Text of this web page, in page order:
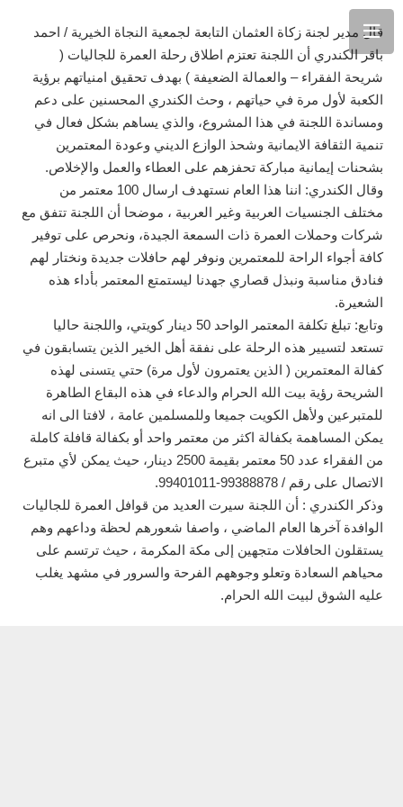
قال مدير لجنة زكاة العثمان التابعة لجمعية النجاة الخيرية / احمد
باقر الكندري أن اللجنة تعتزم اطلاق رحلة العمرة للجاليات (
شريحة الفقراء – والعمالة الضعيفة ) بهدف تحقيق امنياتهم برؤية
الكعبة لأول مرة في حياتهم ، وحث الكندري المحسنين على دعم
ومساندة اللجنة في هذا المشروع، والذي يساهم بشكل فعال في
تنمية الثقافة الايمانية وشحذ الوازع الديني وعودة المعتمرين
بشحنات إيمانية مباركة تحفزهم على العطاء والعمل والإخلاص.
وقال الكندري: اننا هذا العام نستهدف ارسال 100 معتمر من
مختلف الجنسيات العربية وغير العربية ، موضحا أن اللجنة تتفق مع
شركات وحملات العمرة ذات السمعة الجيدة، ونحرص على توفير
كافة أجواء الراحة للمعتمرين ونوفر لهم حافلات جديدة ونختار لهم
فنادق مناسبة ونبذل قصاري جهدنا ليستمتع المعتمر بأداء هذه
الشعيرة.
وتابع: تبلغ تكلفة المعتمر الواحد 50 دينار كويتي، واللجنة حاليا
تستعد لتسيير هذه الرحلة على نفقة أهل الخير الذين يتسابقون في
كفالة المعتمرين ( الذين يعتمرون لأول مرة) حتي يتسنى لهذه
الشريحة رؤية بيت الله الحرام والدعاء في هذه البقاع الطاهرة
للمتبرعين ولأهل الكويت جميعا وللمسلمين عامة ، لافتا الى انه
يمكن المساهمة بكفالة اكثر من معتمر واحد أو بكفالة قافلة كاملة
من الفقراء عدد 50 معتمر بقيمة 2500 دينار، حيث يمكن لأي متبرع
الاتصال على رقم / 99388878-99401011.
وذكر الكندري : أن اللجنة سيرت العديد من قوافل العمرة للجاليات
الوافدة آخرها العام الماضي ، واصفا شعورهم لحظة وداعهم وهم
يستقلون الحافلات متجهين إلى مكة المكرمة ، حيث ترتسم على
محياهم السعادة وتعلو وجوههم الفرحة والسرور في مشهد يغلب
عليه الشوق لبيت الله الحرام.